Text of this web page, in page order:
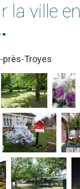
la ville en
près-Troyes